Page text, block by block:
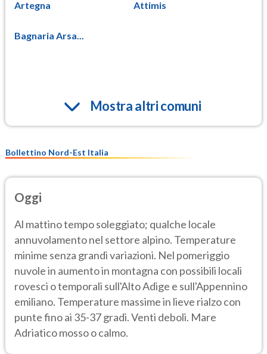
Artegna Attimis
Bagnaria Arsa...
Mostra altri comuni
Bollettino Nord-Est Italia
Oggi
Al mattino tempo soleggiato; qualche locale
annuvolamento nel settore alpino. Temperature
minime senza grandi variazioni. Nel pomeriggio
nuvole in aumento in montagna con possibili locali
rovesci o temporali sull'Alto Adige e sull'Appennino
emiliano. Temperature massime in lieve rialzo con
punte fino ai 35-37 gradi. Venti deboli. Mare
Adriatico mosso o calmo.